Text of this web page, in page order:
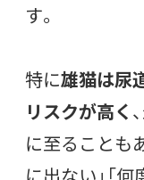
す。
特に雄猫は尿
リスクが高く
に至ることも